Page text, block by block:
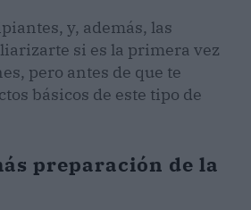
y, además, las
si es la primera vez
pero antes de que te
básicos de este tipo de
preparación de la